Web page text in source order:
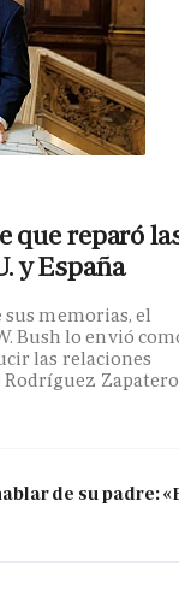
que reparó
y España
memorias, el
Bush lo envió
las relaciones
Zapatero
de su padre: